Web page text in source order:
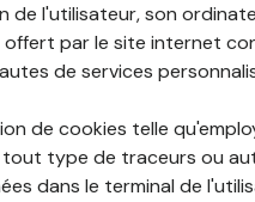
de l'utilisateur, son
offert par le site internet
de services
de cookies telle
type de traceurs ou
dans le terminal de